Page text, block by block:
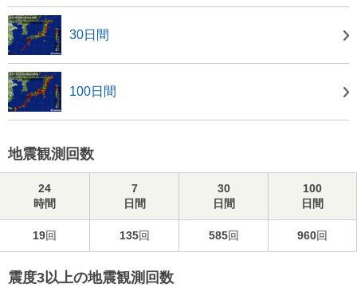
30日間
100日間
地震観測回数
24
時間
7
日間
30
日間
100
日間
19回 135回 585回 960回
震度3以上の地震観測回数